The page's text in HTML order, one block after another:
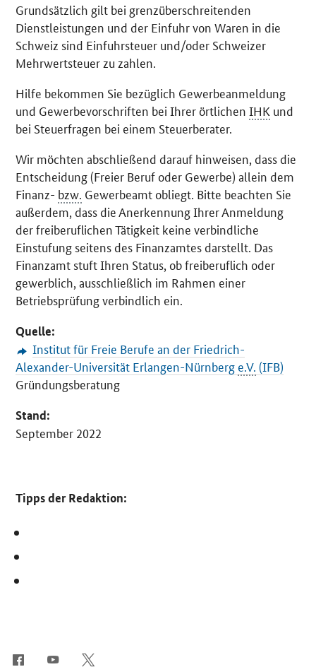
Grundsätzlich gilt bei grenzüberschreitenden
Dienstleistungen und der Einfuhr von Waren in die
Schweiz sind Einfuhrsteuer und/oder Schweizer
Mehrwertsteuer zu zahlen.
Hilfe bekommen Sie bezüglich Gewerbeanmeldung
und Gewerbevorschriften bei Ihrer örtlichenIHK und
bei Steuerfragen bei einem Steuerberater.
Wir möchten abschließend darauf hinweisen, dass die
Entscheidung (Freier Beruf oder Gewerbe) allein dem
Finanz- bzw. Gewerbeamt obliegt. Bitte beachten Sie
außerdem, dass die Anerkennung Ihrer Anmeldung
der freiberuflichen Tätigkeit keine verbindliche
Einstufung seitens des Finanzamtes darstellt. Das
Finanzamt stuft Ihren Status, ob freiberuflich oder
gewerblich, ausschließlich im Rahmen einer
Betriebsprüfung verbindlich ein.
Quelle:
Institut für Freie Berufe an der Friedrich-
Alexander-Universität Erlangen-Nürnberg e.V. (IFB)
Gründungsberatung
Stand:
September 2022
Tipps der Redaktion: